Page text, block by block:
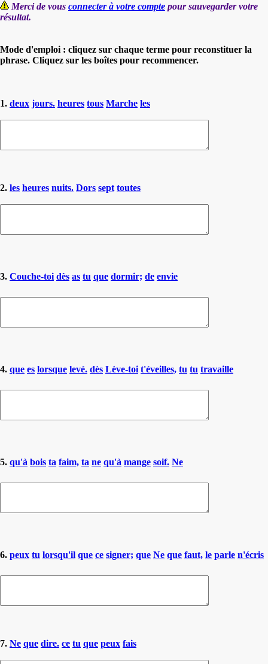
Merci de vous connecter à votre compte pour sauvegarder votre
résultat.
Mode d'emploi : cliquez sur chaque terme pour reconstituer la
phrase. Cliquez sur les boîtes pour recommencer.
1. deux jours. heures tous Marche les
2. les heures nuits. Dors sept toutes
3. Couche-toi dès as tu que dormir; de envie
4. que es lorsque levé. dès Lève-toi t'éveilles, tu tu travaille
5. qu'à bois ta faim, ta ne qu'à mange soif. Ne
6. peux tu lorsqu'il que ce signer; que Ne que faut, le parle n'écris
7. Ne que dire. ce tu que peux fais